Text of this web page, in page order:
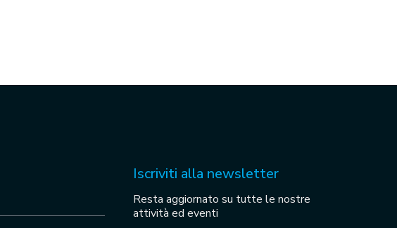
Iscriviti alla newsletter
Resta aggiornato su tutte le nostre
attività ed eventi